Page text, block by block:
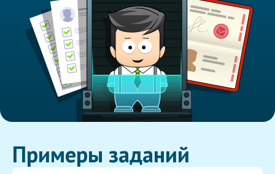
Примеры заданий